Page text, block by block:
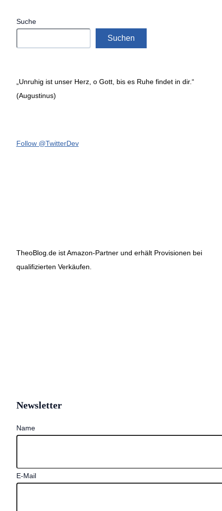
Suche
Suchen
„Unruhig ist unser Herz, o Gott, bis es Ruhe findet in dir.“
(Augustinus)
Follow @TwitterDev
TheoBlog.de ist Amazon-Partner und erhält Provisionen bei
qualifizierten Verkäufen.
Newsletter
Name
E-Mail